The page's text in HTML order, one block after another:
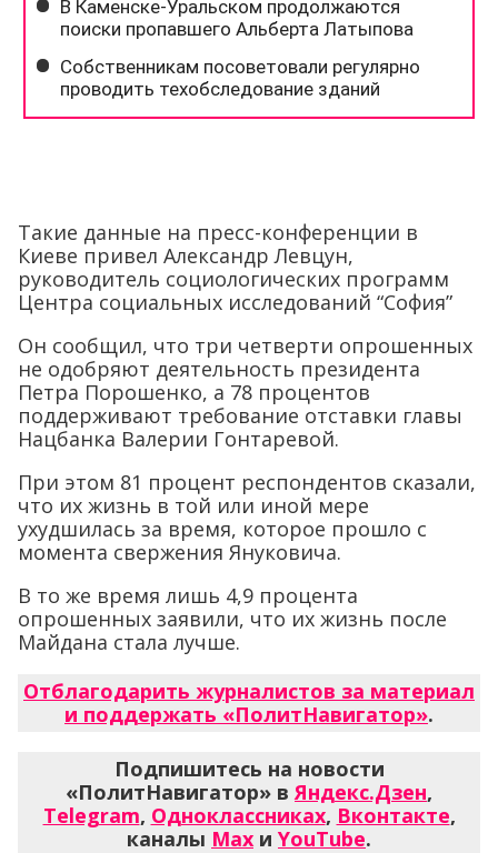
Такие данные на пресс-конференции в
Киеве привел Александр Левцун,
руководитель социологических программ
Центра социальных исследований “София”
Он сообщил, что три четверти опрошенных
не одобряют деятельность президента
Петра Порошенко, а 78 процентов
поддерживают требование отставки главы
Нацбанка Валерии Гонтаревой.
При этом 81 процент респондентов сказали,
что их жизнь в той или иной мере
ухудшилась за время, которое прошло с
момента свержения Януковича.
В то же время лишь 4,9 процента
опрошенных заявили, что их жизнь после
Майдана стала лучше.
Отблагодарить журналистов за материал
и поддержать «ПолитНавигатор».
Подпишитесь на новости
«ПолитНавигатор» вЯндекс.Дзен,
Telegram, Одноклассниках, Вконтакте,
каналы Max и YouTube.